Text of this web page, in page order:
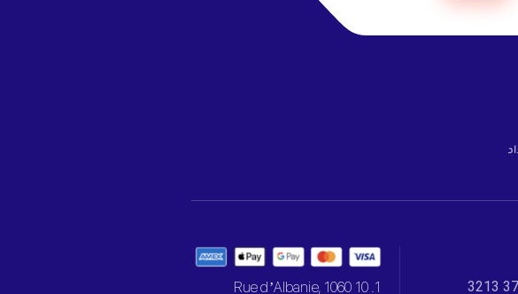
1. 10 Rue d’Albanie, 1060